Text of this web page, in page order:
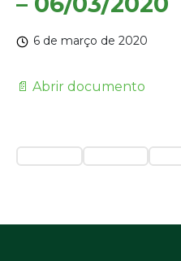
6 de março de 2020
📄 Abrir documento